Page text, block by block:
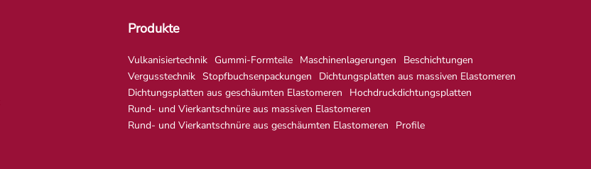
Produkte
Vulkanisiertechnik Gummi-Formteile Maschinenlagerungen
Beschichtungen
Vergusstechnik Stopfbuchsenpackungen
Dichtungsplatten aus massiven Elastomeren
Dichtungsplatten aus geschäumten Elastomeren
Hochdruckdichtungsplatten
Rund- und Vierkantschnüre aus massiven Elastomeren
Rund- und Vierkantschnüre aus geschäumten Elastomeren
Profile